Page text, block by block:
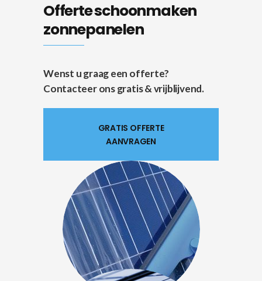
Offerte schoonmaken
zonnepanelen
Wenst u graag een offerte?
Contacteer ons gratis & vrijblijvend.
GRATIS OFFERTE
AANVRAGEN